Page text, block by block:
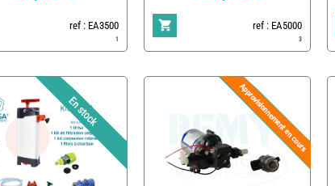
ref : EA3500
1
ref : EA5000
3